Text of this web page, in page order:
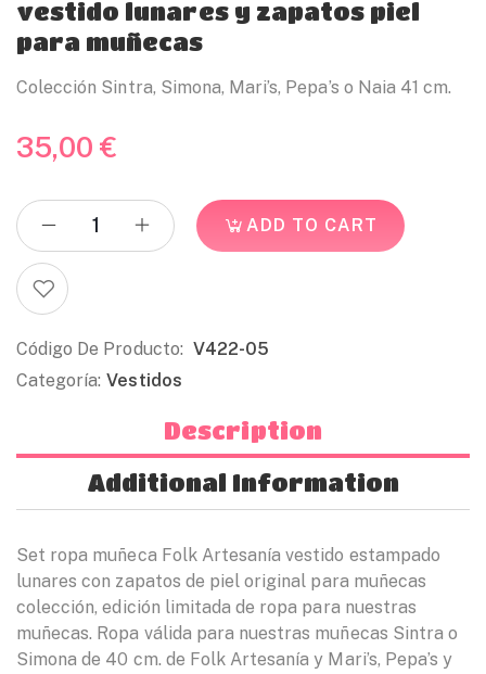
vestido lunares y zapatos piel
para muñecas
Colección Sintra, Simona, Mari’s, Pepa’s o Naia 41 cm.
35,00€
ADD TO CART
Código De Producto: V422-05
Categoría: Vestidos
Description
Additional Information
Set ropa muñeca Folk Artesanía vestido estampado
lunares con zapatos de piel original para muñecas
colección, edición limitada de ropa para nuestras
muñecas. Ropa válida para nuestras muñecas Sintra o
Simona de 40 cm. de Folk Artesanía y Mari’s, Pepa’s y